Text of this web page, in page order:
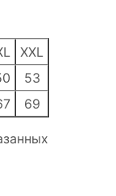
XXL
53
69